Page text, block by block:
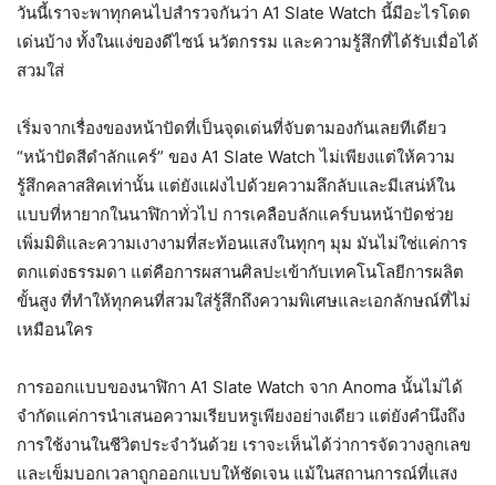
วันนี้เราจะพาทุกคนไปสำรวจกันว่า A1 Slate Watch นี้มีอะไรโดด
เด่นบ้าง ทั้งในแง่ของดีไซน์ นวัตกรรม และความรู้สึกที่ได้รับเมื่อได้
สวมใส่
เริ่มจากเรื่องของหน้าปัดที่เป็นจุดเด่นที่จับตามองกันเลยทีเดียว
“หน้าปัดสีดำลักแคร์” ของ A1 Slate Watch ไม่เพียงแต่ให้ความ
รู้สึกคลาสสิคเท่านั้น แต่ยังแฝงไปด้วยความลึกลับและมีเสน่ห์ใน
แบบที่หายากในนาฬิกาทั่วไป การเคลือบลักแคร์บนหน้าปัดช่วย
เพิ่มมิติและความเงางามที่สะท้อนแสงในทุกๆ มุม มันไม่ใช่แค่การ
ตกแต่งธรรมดา แต่คือการผสานศิลปะเข้ากับเทคโนโลยีการผลิต
ขั้นสูง ที่ทำให้ทุกคนที่สวมใส่รู้สึกถึงความพิเศษและเอกลักษณ์ที่ไม่
เหมือนใคร
การออกแบบของนาฬิกา A1 Slate Watch จาก Anoma นั้นไม่ได้
จำกัดแค่การนำเสนอความเรียบหรูเพียงอย่างเดียว แต่ยังคำนึงถึง
การใช้งานในชีวิตประจำวันด้วย เราจะเห็นได้ว่าการจัดวางลูกเลข
และเข็มบอกเวลาถูกออกแบบให้ชัดเจน แม้ในสถานการณ์ที่แสง